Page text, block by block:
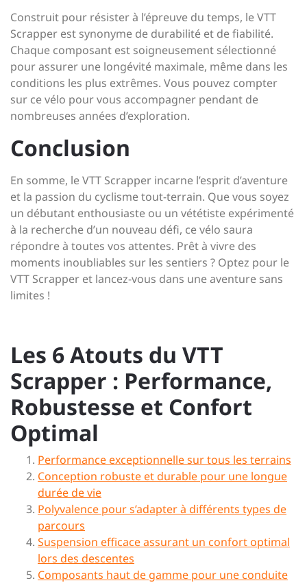
Construit pour résister à l’épreuve du temps, le VTT
Scrapper est synonyme de durabilité et de fiabilité.
Chaque composant est soigneusement sélectionné
pour assurer une longévité maximale, même dans les
conditions les plus extrêmes. Vous pouvez compter
sur ce vélo pour vous accompagner pendant de
nombreuses années d’exploration.
Conclusion
En somme, le VTT Scrapper incarne l’esprit d’aventure
et la passion du cyclisme tout-terrain. Que vous soyez
un débutant enthousiaste ou un vététiste expérimenté
à la recherche d’un nouveau défi, ce vélo saura
répondre à toutes vos attentes. Prêt à vivre des
moments inoubliables sur les sentiers ? Optez pour le
VTT Scrapper et lancez-vous dans une aventure sans
limites !
Les 6 Atouts du VTT
Scrapper : Performance,
Robustesse et Confort
Optimal
Performance exceptionnelle sur tous les terrains
Conception robuste et durable pour une longue
durée de vie
Polyvalence pour s’adapter à différents types de
parcours
Suspension efficace assurant un confort optimal
lors des descentes
Composants haut de gamme pour une conduite